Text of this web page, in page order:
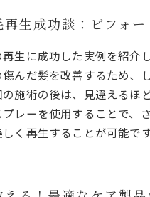
再生成功談：ビフォ
生に成功した実例を紹介
んだ髪を改善するため、
の施術の後は、見違えるほ
レーを使用することで、
く再生することが可能で